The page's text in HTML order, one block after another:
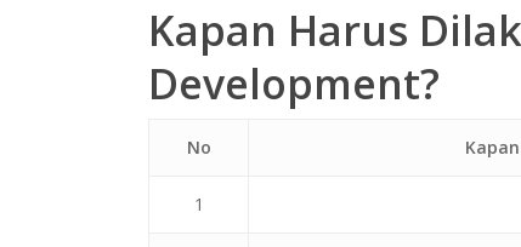
Kapan Harus
Development?
No
1